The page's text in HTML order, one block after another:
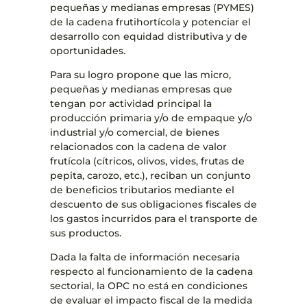
pequeñas y medianas empresas (PYMES)
de la cadena frutihortícola y potenciar el
desarrollo con equidad distributiva y de
oportunidades.
Para su logro propone que las micro,
pequeñas y medianas empresas que
tengan por actividad principal la
producción primaria y/o de empaque y/o
industrial y/o comercial, de bienes
relacionados con la cadena de valor
frutícola (cítricos, olivos, vides, frutas de
pepita, carozo, etc.), reciban un conjunto
de beneficios tributarios mediante el
descuento de sus obligaciones fiscales de
los gastos incurridos para el transporte de
sus productos.
Dada la falta de información necesaria
respecto al funcionamiento de la cadena
sectorial, la OPC no está en condiciones
de evaluar el impacto fiscal de la medida